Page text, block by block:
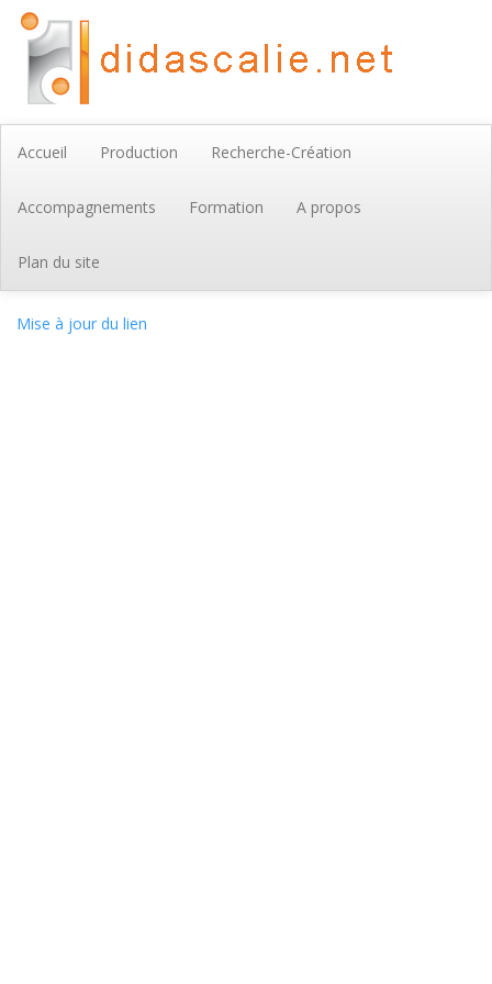
Accueil Production Recherche-Création
Accompagnements Formation A propos
Plan du site
Mise à jour du lien